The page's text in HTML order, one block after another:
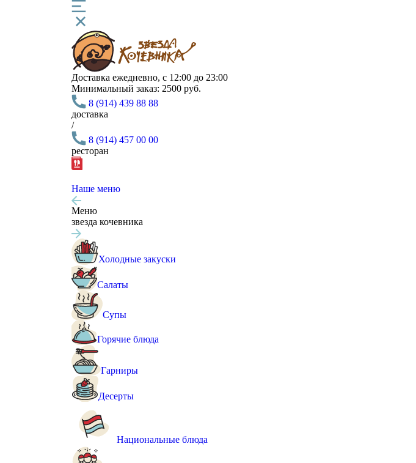
Доставка ежедневно, с 12:00 до 23:00
Минимальный заказ: 2500 руб.
8 (914) 439 88 88
доставка
/
8 (914) 457 00 00
ресторан
Наше меню
Меню
звезда кочевника
Холодные закуски
Салаты
Супы
Горячие блюда
Гарниры
Десерты
Национальные блюда